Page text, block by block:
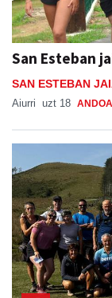
San Esteban
SAN ESTEBAN
Aiurri uzt 18